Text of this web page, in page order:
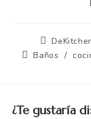
Baños /
¿Te gustaría